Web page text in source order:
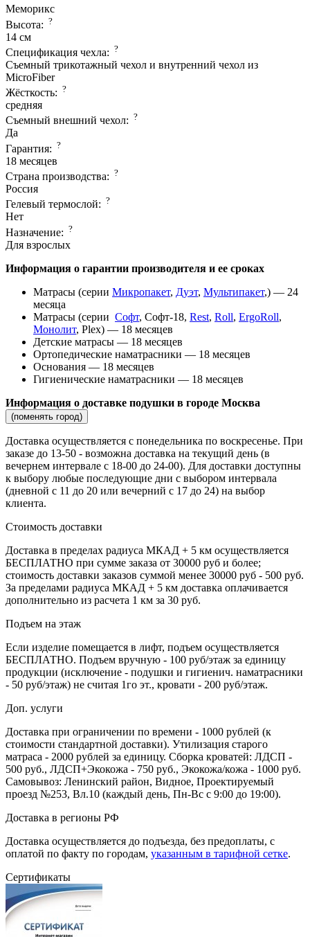
Меморикс
Высота: ?
14 см
Спецификация чехла: ?
Съемный трикотажный чехол и внутренний чехол из
MicroFiber
Жёсткость: ?
средняя
Съемный внешний чехол: ?
Да
Гарантия: ?
18 месяцев
Страна производcтва: ?
Россия
Гелевый термослой: ?
Нет
Назначение: ?
Для взрослых
Информация о гарантии производителя и ее сроках
Матрасы (серии Микропакет, Дуэт, Мультипакет,) — 24
месяца
Матрасы (серии Софт, Софт-18, Rest, Roll, ErgoRoll,
Монолит, Plex) — 18 месяцев
Детские матрасы — 18 месяцев
Ортопедические наматрасники — 18 месяцев
Основания — 18 месяцев
Гигиенические наматрасники — 18 месяцев
Информация о доставке подушки в городе Москва
(поменять город)
Доставка осуществляется c понедельника по воскресенье. При
заказе до 13-50 - возможна доставка на текущий день (в
вечернем интервале с 18-00 до 24-00). Для доставки доступны
к выбору любые последующие дни с выбором интервала
(дневной с 11 до 20 или вечерний с 17 до 24) на выбор
клиента.
Стоимость доставки
Доставка в пределах радиуса МКАД + 5 км осуществляется
БЕСПЛАТНО при сумме заказа от 30000 руб и более;
стоимость доставки заказов суммой менее 30000 руб - 500 руб.
За пределами радиуса МКАД + 5 км доставка оплачивается
дополнительно из расчета 1 км за 30 руб.
Подъем на этаж
Если изделие помещается в лифт, подъем осуществляется
БЕСПЛАТНО. Подъем вручную - 100 руб/этаж за единицу
продукции (исключение - подушки и гигиенич. наматрасники
- 50 руб/этаж) не считая 1го эт., кровати - 200 руб/этаж.
Доп. услуги
Доставка при ограничении по времени - 1000 рублей (к
стоимости стандартной доставки). Утилизация старого
матраса - 2000 рублей за единицу. Сборка кроватей: ЛДСП -
500 руб., ЛДСП+Экокожа - 750 руб., Экокожа/кожа - 1000 руб.
Самовывоз: Ленинский район, Видное, Проектируемый
проезд №253, Вл.10 (каждый день, Пн-Вс с 9:00 до 19:00).
Доставка в регионы РФ
Доставка осуществляется до подъезда, без предоплаты, с
оплатой по факту по городам, указанным в тарифной сетке.
Сертификаты